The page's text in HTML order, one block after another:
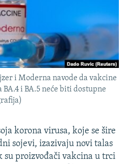
i Moderna navode da vakcine
i BA.5 neće biti dostupne
korona virusa, koje se šire
sojevi, izazivaju novi talas
su proizvođači vakcina u trci